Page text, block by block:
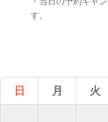
す。
日 月 火